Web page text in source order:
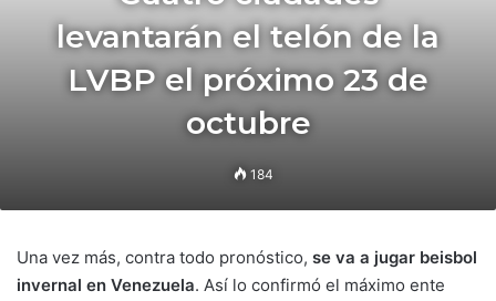
levantarán el telón de la
LVBP el próximo 23 de
octubre
184
Una vez más, contra todo pronóstico, se va a jugar beisbol
invernal en Venezuela. Así lo confirmó el máximo ente